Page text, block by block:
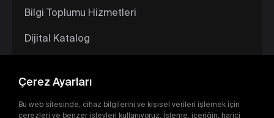
Bilgi Toplumu Hizmetleri
Dijital Katalog
Çerez Ayarları
Bu web sitesinde, cihaz bilgilerini ve kişisel verileri işlemek için
çerezleri ve benzer işlevleri kullanıyoruz. İşleme, içeriğin, harici